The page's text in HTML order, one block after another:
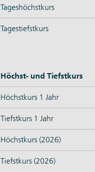
Tageshöchstkurs
Tagestiefstkurs
Höchst- und Tiefstkurs
Höchstkurs 1 Jahr
Tiefstkurs 1 Jahr
Höchstkurs (2026)
Tiefstkurs (2026)